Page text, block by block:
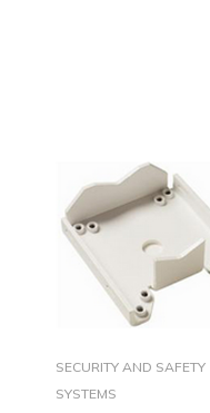
SECURITY AND SAFETY
SYSTEMS